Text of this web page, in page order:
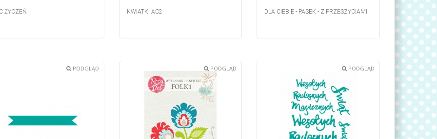
ŻYCZEŃ KWIATKI AC2 DLA CIEBIE - PASEK - Z PRZESZYCIAMI
PODGLĄD PODGLĄD PODGLĄD